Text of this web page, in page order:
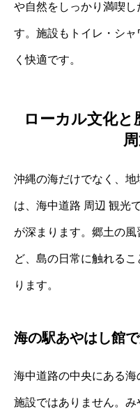
や自然をしっかり満喫
す。施設もトイレ・シ
く快適です。
ローカル文化と
沖縄の海だけでなく、
は、海中道路 周辺 観光
が深まります。郷土の
ど、島の日常に触れる
ります。
海の駅あやはし館
海中道路の中央にある
施設ではありません。